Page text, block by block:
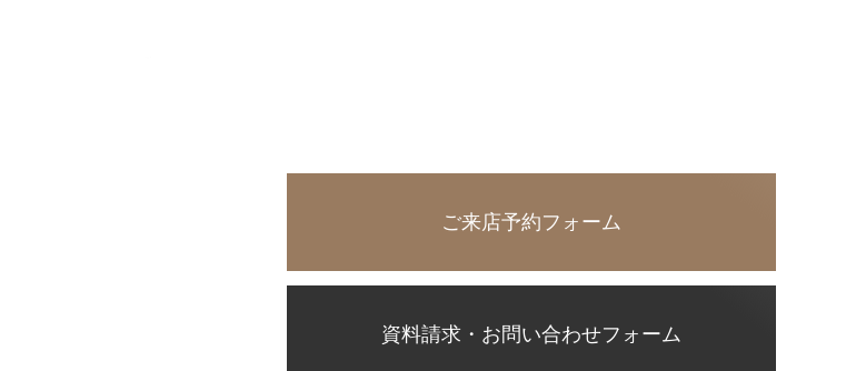
ご来店予約フォーム
資料請求・お問い合わせフォーム